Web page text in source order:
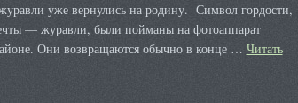
уже вернулись на родину. Символ гордости,
— журавли, были пойманы на фотоаппарат
Они возвращаются обычно в конце … Читать